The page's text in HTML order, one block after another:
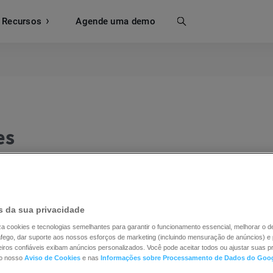
Recursos Agende uma demo
Busca
e registo das interações do utilizador com o
de quando um utilizador clica numa ligação ou num
botão ou em qualquer outro elemento clicável, o
recolhidos incluem informações como a data e a
do utilizador ou as informações do dispositivo.
da sua privacidade
cookies e tecnologias semelhantes para garantir o funcionamento essencial, melhorar o
dar suporte aos nossos esforços de marketing (incluindo mensuração de anúncios) e
confiáveis exibam anúncios personalizados. Você pode aceitar todos ou ajustar suas
nosso Aviso de Cookies e nas Informações sobre Processamento de Dados do